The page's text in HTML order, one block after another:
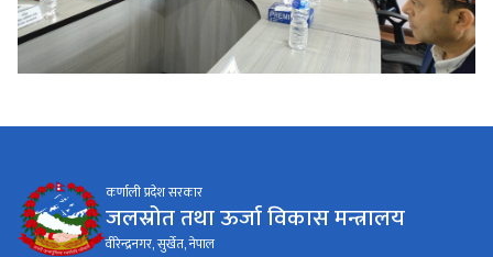
कर्णाली प्रदेश सरकार
जलस्रोत तथा ऊर्जा विकास मन्त्रालय
वीरेन्द्रनगर, सुर्खेत, नेपाल